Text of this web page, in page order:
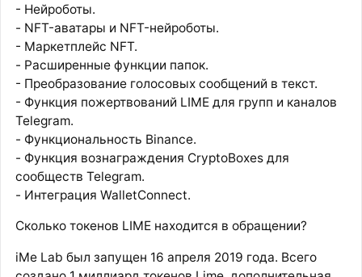
- Нейроботы.
- NFT-аватары и NFT-нейроботы.
- Маркетплейс NFT.
- Расширенные функции папок.
- Преобразование голосовых сообщений в текст.
- Функция пожертвований LIME для групп и каналов
Telegram.
- Функциональность Binance.
- Функция вознаграждения CryptoBoxes для
сообществ Telegram.
- Интеграция WalletConnect.
Сколько токенов LIME находится в обращении?
iMe Lab был запущен 16 апреля 2019 года. Всего